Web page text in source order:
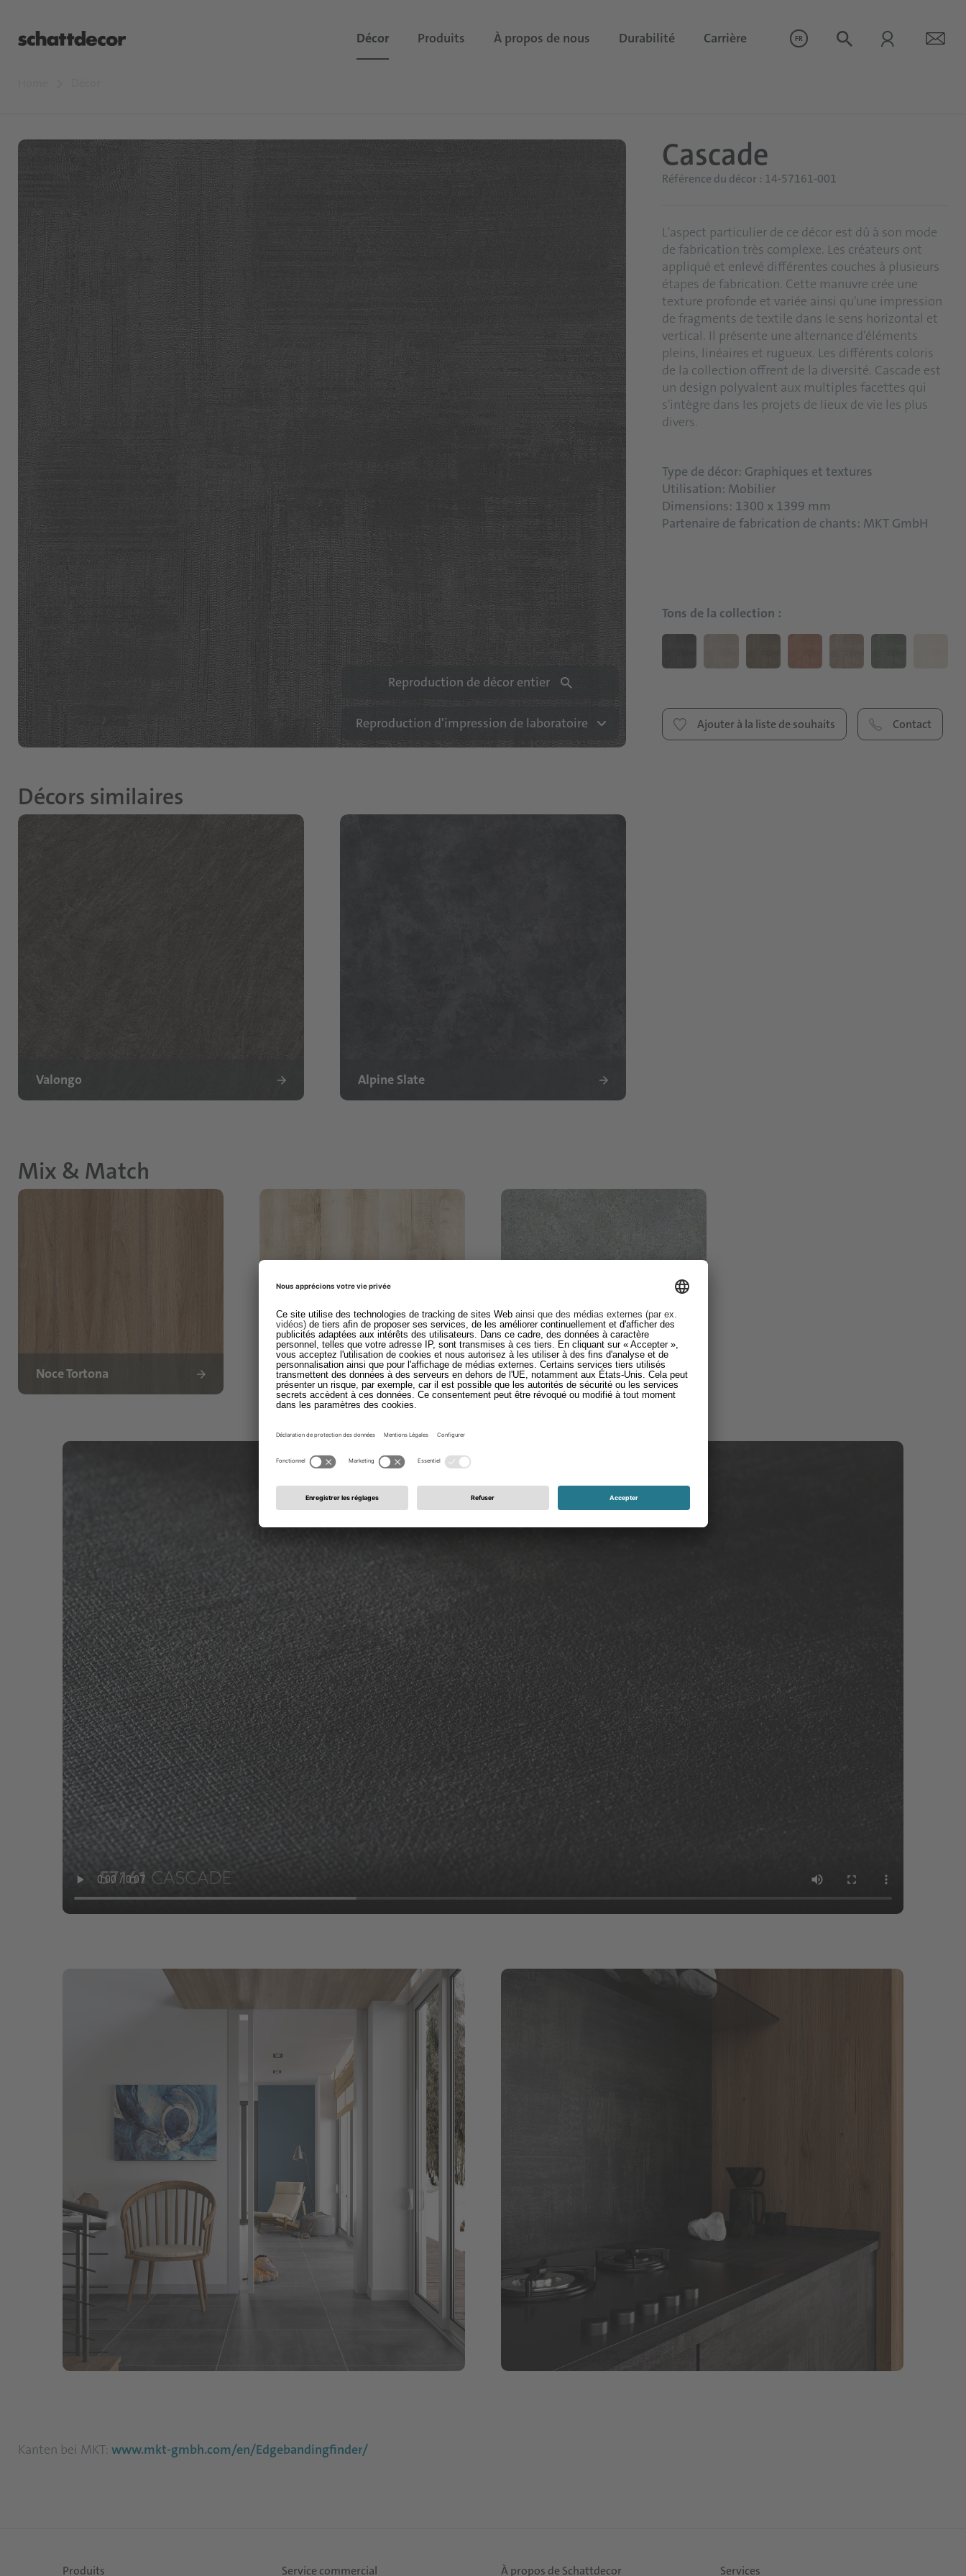
Décor Produits À propos de nous Durabilité Carrière FR
Reproduction de décor entier
Reproduction d'impression de laboratoire
Cascade
Référence du décor : 14-57161-001
L'aspect particulier de ce décor est dû à son mode
de fabrication très complexe. Les créateurs ont
appliqué et enlevé différentes couches à plusieurs
étapes de fabrication. Cette manuvre crée une
texture profonde et variée ainsi qu'une impression
de fragments de textile dans le sens horizontal et
vertical. Il présente une alternance d'éléments
pleins, linéaires et rugueux. Les différents coloris
de la collection offrent de la diversité. Cascade est
un design polyvalent aux multiples facettes qui
s'intègre dans les projets de lieux de vie les plus
divers.
Type de décor: Graphiques et textures
Utilisation: Mobilier
Dimensions: 1300 x 1399 mm
Partenaire de fabrication de chants: MKT GmbH
Tons de la collection :
Ajouter à la liste de souhaits Contact
Décors similaires
Valongo Alpine Slate
Mix & Match
Noce Tortona Newport Maple Fancy Steel
Kanten bei MKT: www.mkt-gmbh.com/en/Edgebandingfinder/
Produits Service commercial À propos de Schattdecor Services